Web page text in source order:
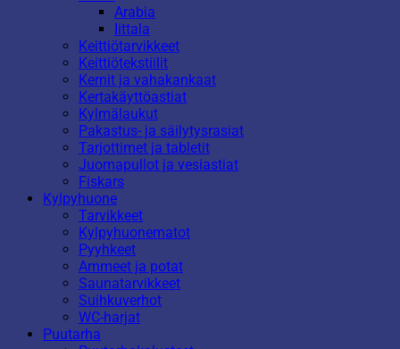
Arabia
Iittala
Keittiötarvikkeet
Keittiötekstiilit
Kernit ja vahakankaat
Kertakäyttöastiat
Kylmälaukut
Pakastus- ja säilytysrasiat
Tarjottimet ja tabletit
Juomapullot ja vesiastiat
Fiskars
Kylpyhuone
Tarvikkeet
Kylpyhuonematot
Pyyhkeet
Ammeet ja potat
Saunatarvikkeet
Suihkuverhot
WC-harjat
Puutarha